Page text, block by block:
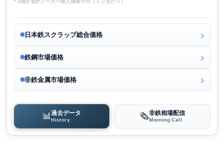
* 3地区電炉メーカー購入価格平均（トン当たり）
日本鉄スクラップ総合価格
鉄鋼市場価格
非鉄金属市場価格
📊過去データ
History 🗞️非鉄相場配信
Morning Call